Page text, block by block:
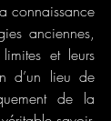
connaissance
anciennes,
et leurs
d’un lieu de
de la